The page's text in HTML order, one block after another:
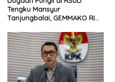
Tengku Mansyur
Tanjungbalai, GEMMAKO RI
Tuntas